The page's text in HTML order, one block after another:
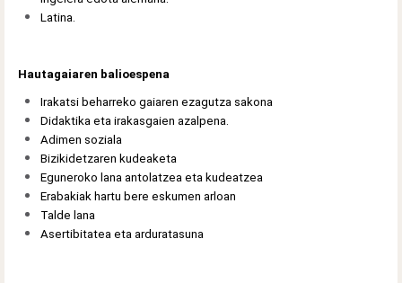
Latina.
Hautagaiaren balioespena
Irakatsi beharreko gaiaren ezagutza sakona
Didaktika eta irakasgaien azalpena.
Adimen soziala
Bizikidetzaren kudeaketa
Eguneroko lana antolatzea eta kudeatzea
Erabakiak hartu bere eskumen arloan
Talde lana
Asertibitatea eta arduratasuna